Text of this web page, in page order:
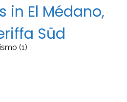
in El Médano,
Süd